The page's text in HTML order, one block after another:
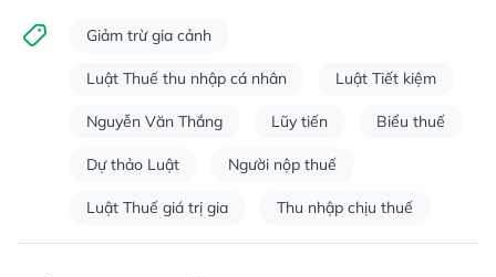
Giảm trừ gia cảnh
Luật Thuế thu nhập cá nhân Luật Tiết kiệm
Nguyễn Văn Thắng Lũy tiến Biểu thuế
Dự thảo Luật Người nộp thuế
Luật Thuế giá trị gia Thu nhập chịu thuế